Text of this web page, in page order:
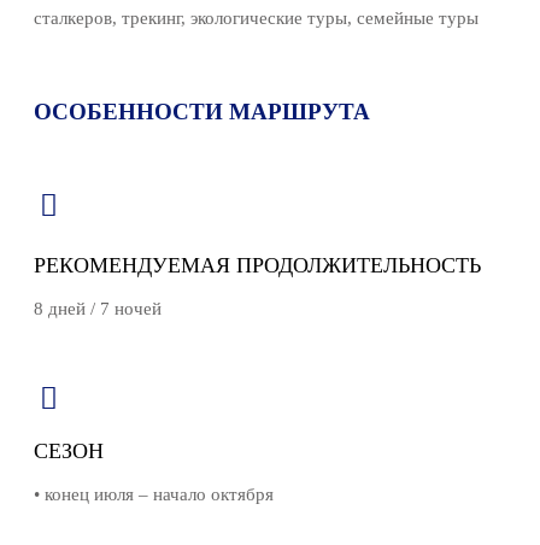
сталкеров, трекинг, экологические туры, семейные туры
ОСОБЕННОСТИ МАРШРУТА
РЕКОМЕНДУЕМАЯ ПРОДОЛЖИТЕЛЬНОСТЬ
8 дней / 7 ночей
СЕЗОН
• конец июля – начало октября